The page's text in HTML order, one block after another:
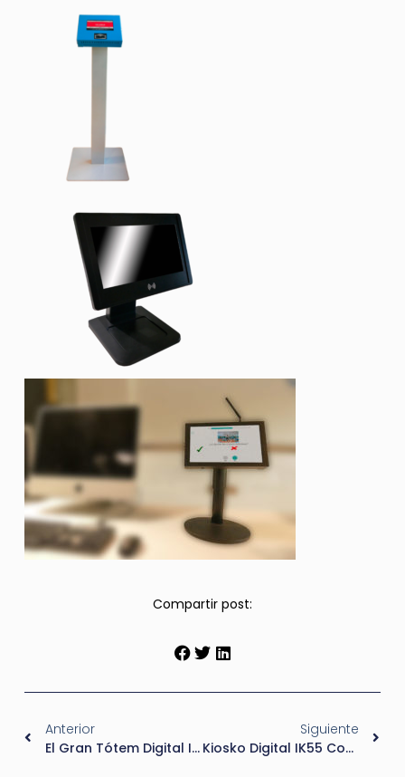
Compartir post:
Anterior
El Gran Tótem Digital IK100
Siguiente
Kiosko Digital IK55 Con Sistema De Pago Integrado